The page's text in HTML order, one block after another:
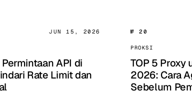
JUN 15, 2026
API di
Rate Limit dan
№ 20
PROKSI
TOP 5 Proxy
2026: Cara
Sebelum